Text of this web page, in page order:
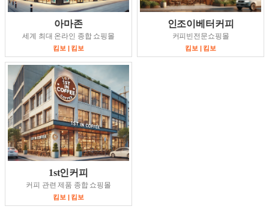
아마존
세계 최대 온라인 종합 쇼핑몰
킴보 | 킴보
인조이베터커피
커피빈전문쇼핑몰
킴보 | 킴보
1st인커피
커피 관련 제품 종합 쇼핑몰
킴보 | 킴보